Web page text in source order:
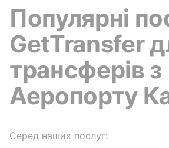
Популярні
GetTransfer
трансферів з
Аеропорту
Серед наших послуг: